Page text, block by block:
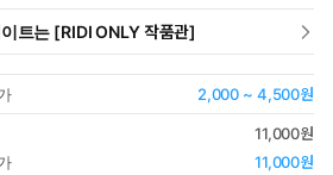
트는 [RIDI ONLY 작품관]
2,000 ~ 4,500원
11,000원
11,000원